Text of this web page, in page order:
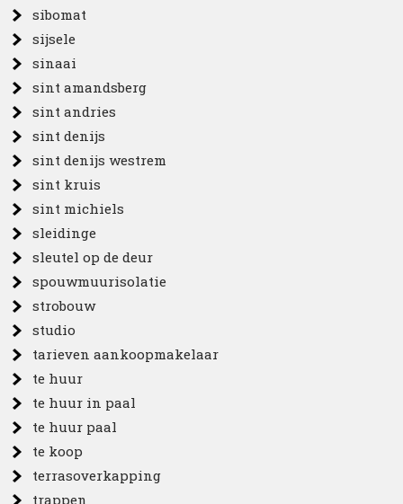
sibomat
sijsele
sinaai
sint amandsberg
sint andries
sint denijs
sint denijs westrem
sint kruis
sint michiels
sleidinge
sleutel op de deur
spouwmuurisolatie
strobouw
studio
tarieven aankoopmakelaar
te huur
te huur in paal
te huur paal
te koop
terrasoverkapping
trappen